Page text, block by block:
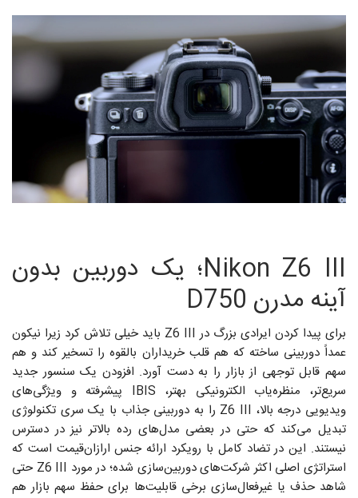
Nikon Z6 III؛ یک دوربین بدون
آینه مدرن D750
برای پیدا کردن ایرادی بزرگ در Z6 III باید خیلی تلاش کرد زیرا نیکون
عمداً دوربینی ساخته که هم قلب خریداران بالقوه را تسخیر کند و هم
سهم قابل توجهی از بازار را به دست آورد. افزودن یک سنسور جدید
سریع‌تر، منظره‌یاب الکترونیکی بهتر، IBIS پیشرفته و ویژگی‌های
ویدیویی درجه بالا، Z6 III را به دوربینی جذاب با یک سری تکنولوژی
تبدیل می‌کند که حتی در بعضی مدل‌های رده بالاتر نیز در دسترس
نیستند. این در تضاد کامل با رویکرد ارائه جنس ارازان‌قیمت است که
استراتژی‌ اصلی اکثر شرکت‌های دوربین‌سازی شده؛ در مورد Z6 III حتی
شاهد حذف یا غیرفعال‌سازی برخی قابلیت‌ها برای حفظ سهم بازار هم